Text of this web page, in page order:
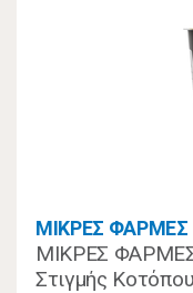
ΜΙΚΡΕΣ
ΜΙΚΡΕΣ
Στιγμής